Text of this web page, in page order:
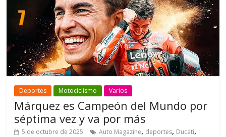
Deportes Motociclismo Varios
Márquez es Campeón del Mundo por
séptima vez y va por más
5 de octubre de 2025 Auto Magazine, deportes, Ducati,